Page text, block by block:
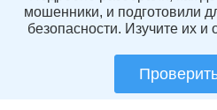
мошенники, и подготовили
безопасности. Изучите их и